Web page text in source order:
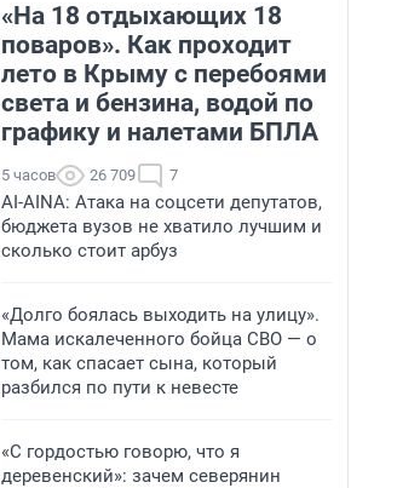
«На 18 отдыхающих 18
поваров». Как проходит
лето в Крыму с перебоями
света и бензина, водой по
графику и налетами БПЛА
5 часов 26 709 7
AI-AINA: Атака на соцсети депутатов,
бюджета вузов не хватило лучшим и
сколько стоит арбуз
«Долго боялась выходить на улицу».
Мама искалеченного бойца СВО — о
том, как спасает сына, который
разбился по пути к невесте
«С гордостью говорю, что я
деревенский»: зачем северянин